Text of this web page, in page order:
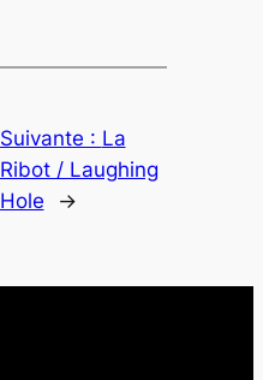
Suivante : La
Ribot / Laughing
Hole
→